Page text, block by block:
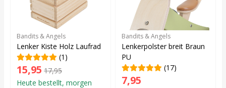
Bandits & Angels
Lenker Kiste Holz Laufrad
(1)
15,95 17,95
Heute bestellt, morgen
Bandits & Angels
Lenkerpolster breit Braun
PU
(17)
7,95